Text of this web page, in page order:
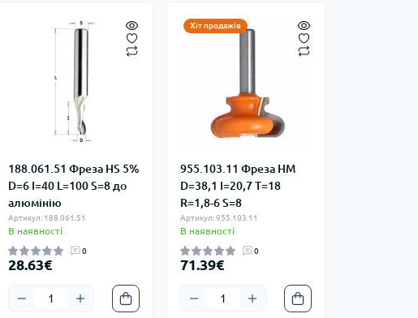
188.061.51 Фреза HS 5%
D=6 I=40 L=100 S=8 до
алюмінію
Артикул: 188.061.51
В наявності
0
28.63€
Хіт продажів
955.103.11 Фреза HM
D=38,1 I=20,7 T=18
R=1,8-6 S=8
Артикул: 955.103.11
В наявності
0
71.39€